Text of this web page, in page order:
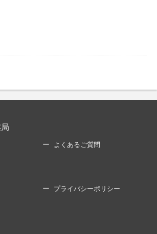
よくあるご質問
プライバシーポリシー